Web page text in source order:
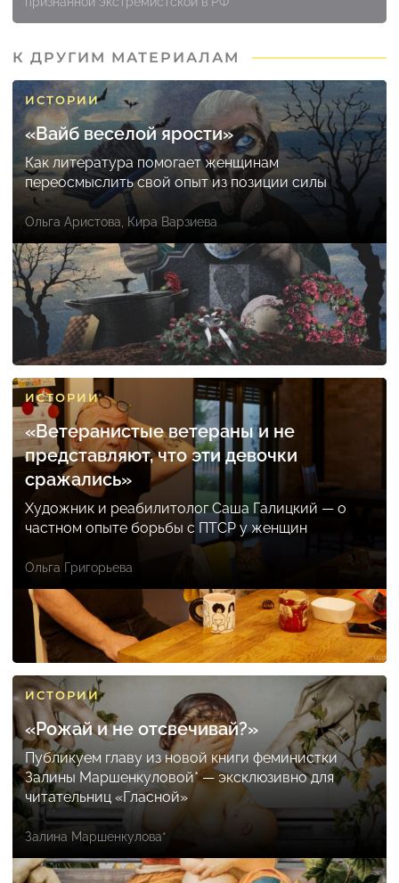
К ДРУГИМ МАТЕРИАЛАМ
ИСТОРИИ
«Вайб веселой ярости»
Как литература помогает женщинам
переосмыслить свой опыт из позиции силы
Ольга Аристова Кира Варзиева
ИСТОРИИ
«Ветеранистые ветераны и не
представляют, что эти девочки
сражались»
Художник и реабилитолог Саша Галицкий — о
частном опыте борьбы с ПТСР у женщин
Ольга Григорьева
ИСТОРИИ
«Рожай и не отсвечивай?»
Публикуем главу из новой книги феминистки
Залины Маршенкуловой* — эксклюзивно для
читательниц «Гласной»
Залина Маршенкулова*